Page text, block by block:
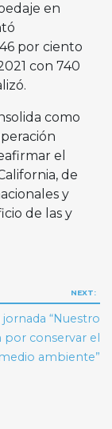
en
por ciento
con 740
como
el
de
y
de las y
NEXT:
jornada “Nuestro
por conservar el
medio ambiente”